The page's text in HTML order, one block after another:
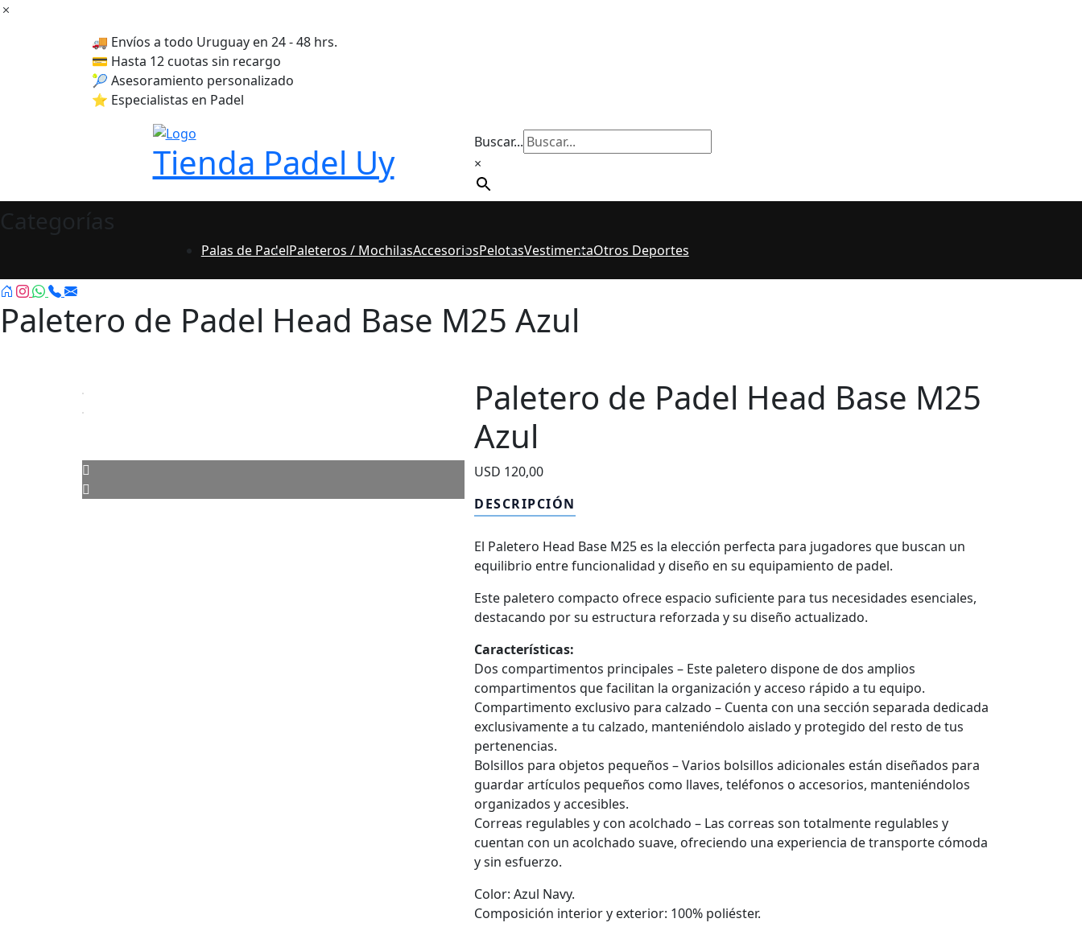
Skip
🚚 Envíos a todo Uruguay en 24 - 48 hrs.
💳 Hasta 12 cuotas sin recargo
🎾 Asesoramiento personalizado
⭐ Especialistas en Padel
Tienda Padel Uy
Buscar...
×
Categorías
Palas de PadelPaleteros / MochilasAccesoriosPelotasVestimentaOtros Deportes
Paletero de Padel Head Base M25 Azul
Paletero de Padel Head Base M25
Azul
USD 120,00
DESCRIPCIÓN
El Paletero Head Base M25 es la elección perfecta para jugadores que buscan un
equilibrio entre funcionalidad y diseño en su equipamiento de padel.
Este paletero compacto ofrece espacio suficiente para tus necesidades esenciales,
destacando por su estructura reforzada y su diseño actualizado.
Características:
Dos compartimentos principales – Este paletero dispone de dos amplios
compartimentos que facilitan la organización y acceso rápido a tu equipo.
Compartimento exclusivo para calzado – Cuenta con una sección separada dedicada
exclusivamente a tu calzado, manteniéndolo aislado y protegido del resto de tus
pertenencias.
Bolsillos para objetos pequeños – Varios bolsillos adicionales están diseñados para
guardar artículos pequeños como llaves, teléfonos o accesorios, manteniéndolos
organizados y accesibles.
Correas regulables y con acolchado – Las correas son totalmente regulables y
cuentan con un acolchado suave, ofreciendo una experiencia de transporte cómoda
y sin esfuerzo.
Color: Azul Navy.
Composición interior y exterior: 100% poliéster.